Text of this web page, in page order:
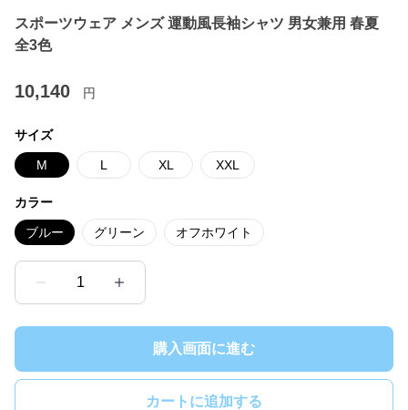
スポーツウェア メンズ 運動風長袖シャツ 男女兼用 春夏
全3色
10,140 円
サイズ
M L XL XXL
カラー
ブルー グリーン オフホワイト
1
購入画面に進む
カートに追加する